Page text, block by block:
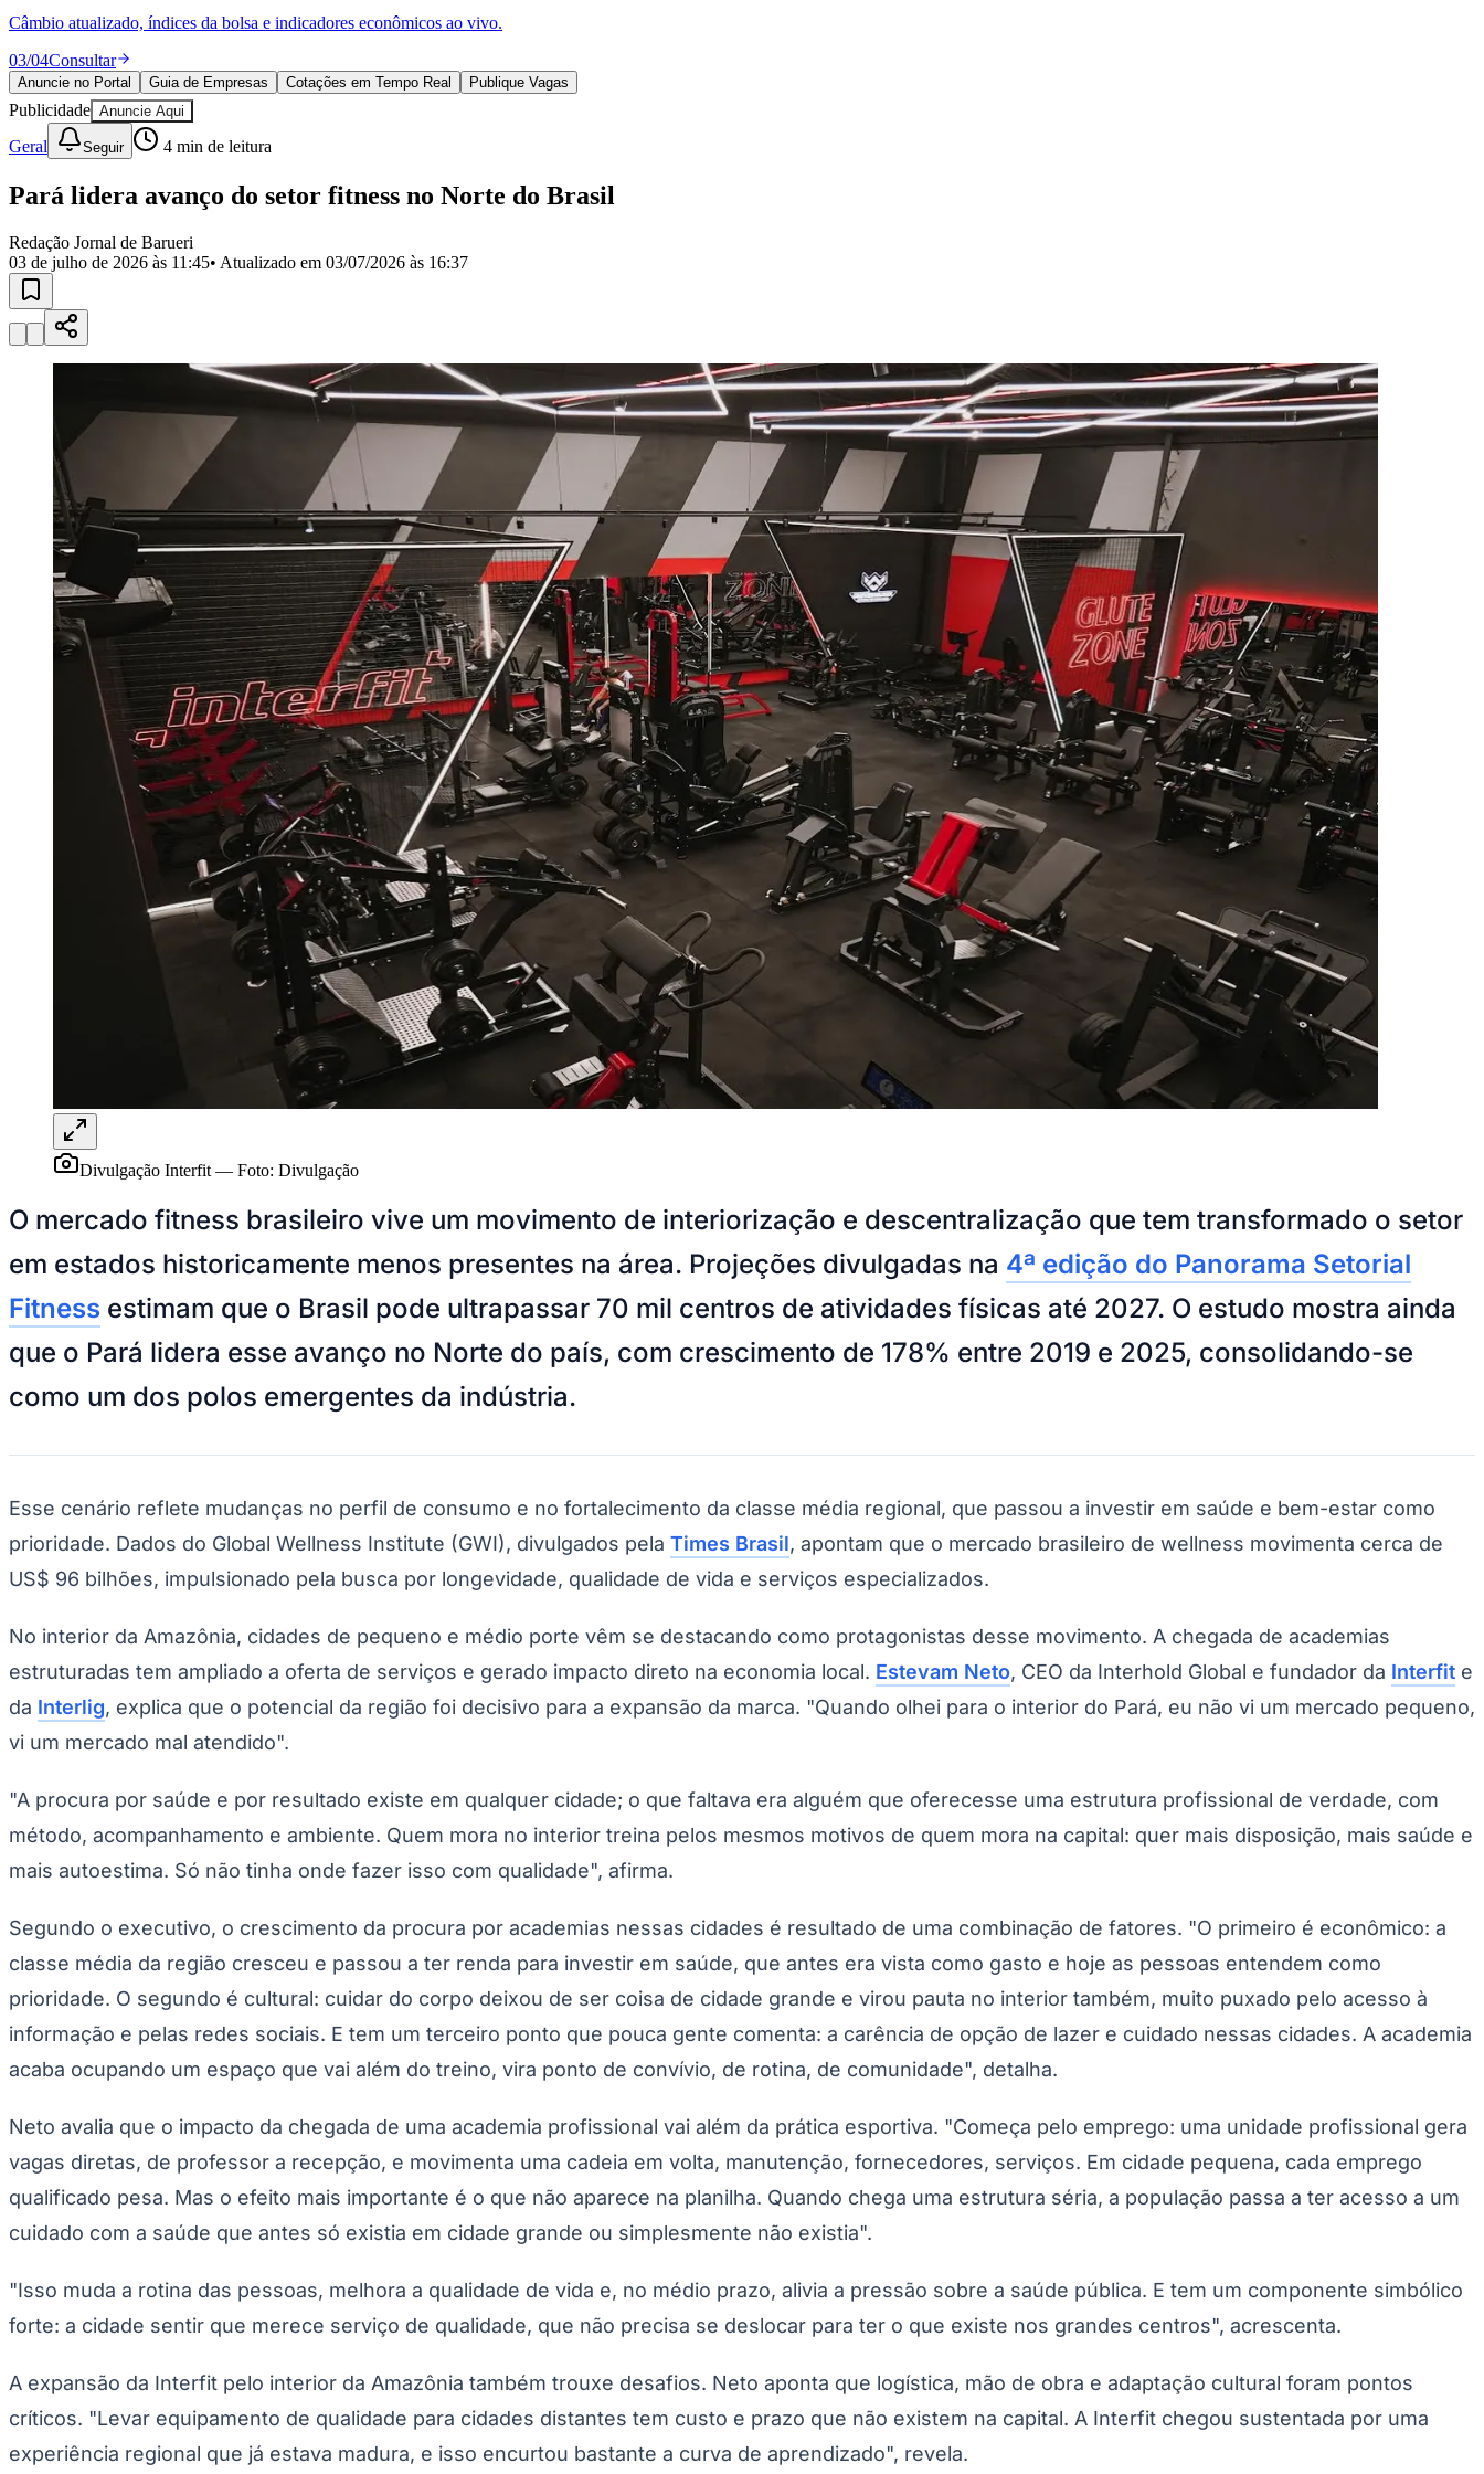
Eleições
Esportes
Saúde
Segurança
Cultura
Meio Ambiente
Obras
Bairros de Barueri
Selecione sua região Para notícias da sua região
AldeiaAldeia da Serra
Militar Itapevi
CristinaJardim Maria Helena
AldeinhaOsascoParque dos CamargosParque ImperialParque Santa LuziaParque VianaPirapora do Bom JesusRecanto PhrynéaSantana de ParnaíbaSilveiraTamboréVale do SolVila BarrosVila Boa Vista
Vila MárciaVila Nossa Sra. da EscadaVila PortoVotupoca
Para Sua Empresa
Anuncie no Portal
Guia de Empresas
Divulgar Vagas
Novo
Publicidade Legal
Negócios Regionais
Segurança Regional
Hospitais Estaduais
Parques & Represas
Cidades da Região
Santana de ParnaíbaOsascoCarapicuíbaJandiraItapeviCotiaPirapora do Bom JesusAraçariguamaCajamarCaieirasFranco da RochaFrancisco MoratoTaboão da SerraEmbu das ArtesSão Roque
Para Sua Empresa
Anuncie Regional
Guia de Empresas
Vagas na RegiãoNovo
Hub de Negócios
Guia Comercial
Selo Verificado
Portal Educacional
Agenda de Vestibulares
Vagas de Emprego
Verificar EmpresaNovo
Anunciar Vagas
Publicidade Legal
NBA
Fórmula 1
Tênis (ATP)
NHL
Atletismo
Vôlei
NBB
Competições de Futebol
Brasileirão Série B
Copa do Brasil
Libertadores
Sul-Americana
Copa América
Champions League
Premier League
Bundesliga
Câmbio atualizado, índices da bolsa e indicadores econômicos ao vivo.
03/04Consultar
Anuncie no Portal Guia de Empresas Cotações em Tempo Real Publique Vagas
Publicidade Anuncie Aqui
Geral Seguir 4 min de leitura
Pará lidera avanço do setor fitness no Norte do Brasil
Redação Jornal de Barueri
03 de julho de 2026 às 11:45• Atualizado em 03/07/2026 às 16:37
Divulgação Interfit — Foto: Divulgação
O mercado fitness brasileiro vive um movimento de interiorização e descentralização que tem transformado o setor
em estados historicamente menos presentes na área. Projeções divulgadas na 4ª edição do Panorama Setorial
Fitness estimam que o Brasil pode ultrapassar 70 mil centros de atividades físicas até 2027. O estudo mostra ainda
que o Pará lidera esse avanço no Norte do país, com crescimento de 178% entre 2019 e 2025, consolidando-se
como um dos polos emergentes da indústria.
Esse cenário reflete mudanças no perfil de consumo e no fortalecimento da classe média regional, que passou a investir em saúde e bem-estar como
prioridade. Dados do Global Wellness Institute (GWI), divulgados pela Times Brasil, apontam que o mercado brasileiro de wellness movimenta cerca de
US$ 96 bilhões, impulsionado pela busca por longevidade, qualidade de vida e serviços especializados.
No interior da Amazônia, cidades de pequeno e médio porte vêm se destacando como protagonistas desse movimento. A chegada de academias
estruturadas tem ampliado a oferta de serviços e gerado impacto direto na economia local. Estevam Neto, CEO da Interhold Global e fundador da Interfit e
da Interlig, explica que o potencial da região foi decisivo para a expansão da marca. "Quando olhei para o interior do Pará, eu não vi um mercado pequeno,
vi um mercado mal atendido".
"A procura por saúde e por resultado existe em qualquer cidade; o que faltava era alguém que oferecesse uma estrutura profissional de verdade, com
método, acompanhamento e ambiente. Quem mora no interior treina pelos mesmos motivos de quem mora na capital: quer mais disposição, mais saúde e
mais autoestima. Só não tinha onde fazer isso com qualidade", afirma.
Segundo o executivo, o crescimento da procura por academias nessas cidades é resultado de uma combinação de fatores. "O primeiro é econômico: a
classe média da região cresceu e passou a ter renda para investir em saúde, que antes era vista como gasto e hoje as pessoas entendem como
prioridade. O segundo é cultural: cuidar do corpo deixou de ser coisa de cidade grande e virou pauta no interior também, muito puxado pelo acesso à
informação e pelas redes sociais. E tem um terceiro ponto que pouca gente comenta: a carência de opção de lazer e cuidado nessas cidades. A academia
acaba ocupando um espaço que vai além do treino, vira ponto de convívio, de rotina, de comunidade", detalha.
Neto avalia que o impacto da chegada de uma academia profissional vai além da prática esportiva. "Começa pelo emprego: uma unidade profissional gera
vagas diretas, de professor a recepção, e movimenta uma cadeia em volta, manutenção, fornecedores, serviços. Em cidade pequena, cada emprego
qualificado pesa. Mas o efeito mais importante é o que não aparece na planilha. Quando chega uma estrutura séria, a população passa a ter acesso a um
cuidado com a saúde que antes só existia em cidade grande ou simplesmente não existia".
"Isso muda a rotina das pessoas, melhora a qualidade de vida e, no médio prazo, alivia a pressão sobre a saúde pública. E tem um componente simbólico
forte: a cidade sentir que merece serviço de qualidade, que não precisa se deslocar para ter o que existe nos grandes centros", acrescenta.
A expansão da Interfit pelo interior da Amazônia também trouxe desafios. Neto aponta que logística, mão de obra e adaptação cultural foram pontos
críticos. "Levar equipamento de qualidade para cidades distantes tem custo e prazo que não existem na capital. A Interfit chegou sustentada por uma
experiência regional que já estava madura, e isso encurtou bastante a curva de aprendizado", revela.